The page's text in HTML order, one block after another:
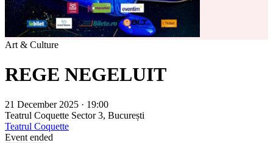
Art & Culture
REGE NEGELUIT
21 December 2025 · 19:00
Teatrul Coquette Sector 3, București
Teatrul Coquette
Event ended